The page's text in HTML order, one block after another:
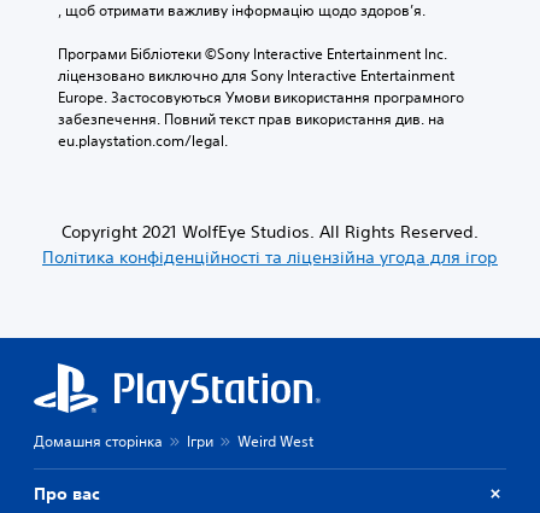
, щоб отримати важливу інформацію щодо здоров’я.
Програми Бібліотеки ©Sony Interactive Entertainment Inc.
ліцензовано виключно для Sony Interactive Entertainment
Europe. Застосовуються Умови використання програмного
забезпечення. Повний текст прав використання див. на
eu.playstation.com/legal.
Copyright 2021 WolfEye Studios. All Rights Reserved.
Політика конфіденційності та ліцензійна угода для ігор
Домашня сторінка Ігри Weird West
Про вас